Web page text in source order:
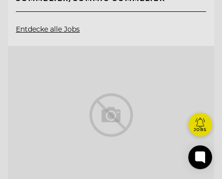
Entdecke alle Jobs
JOBS